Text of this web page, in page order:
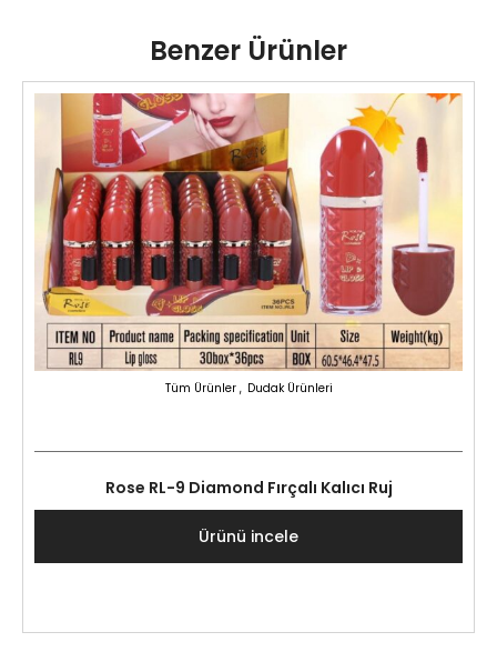
Benzer Ürünler
Tüm Ürünler , Dudak Ürünleri
Rose RL-9 Diamond Fırçalı Kalıcı Ruj
Ürünü incele